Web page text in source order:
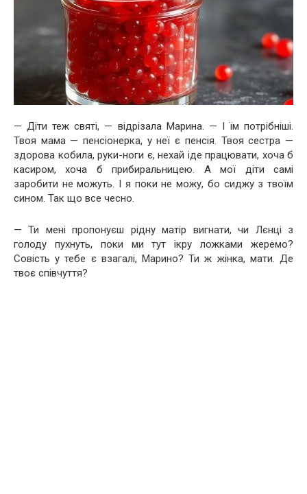
— Діти теж святі, — відрізала Марина. — І їм потрібніші.
Твоя мама — пенсіонерка, у неї є пенсія. Твоя сестра —
здорова кобила, руки-ноги є, нехай іде працювати, хоча б
касиром, хоча б прибиральницею. А мої діти самі
заробити не можуть. І я поки не можу, бо сиджу з твоїм
сином. Так що все чесно.
— Ти мені пропонуєш рідну матір вигнати, чи Лєнці з
голоду пухнуть, поки ми тут ікру ложками жеремо?
Совість у тебе є взагалі, Марино? Ти ж жінка, мати. Де
твоє співчуття?